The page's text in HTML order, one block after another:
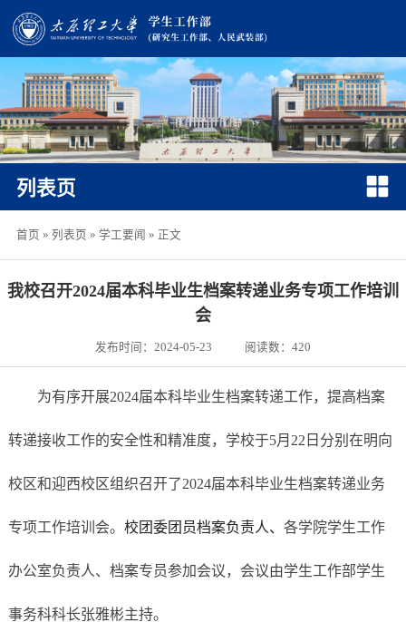
列表页
首页 » 列表页 » 学工要闻 » 正文
我校召开2024届本科毕业生档案转递业务专项工作培训
会
发布时间：2024-05-23 阅读数： 420
为有序开展2024届本科毕业生档案转递工作， 提高档案
转递接收工作的安全性和精准度， 学校于5月22 日 分别 在明向
校区和迎西校区组织召开了2024届本科毕业生档案转递业务
专项工作培训会。 校团委团员档案负责人、 各学院学生工作
办公室负责人、档案专员参加会议，会议由学生工作部学生
事务科科长张雅彬主持。